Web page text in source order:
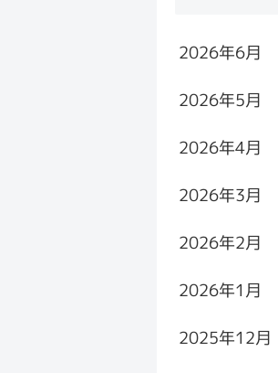
2026年6月
2026年5月
2026年4月
2026年3月
2026年2月
2026年1月
2025年12月